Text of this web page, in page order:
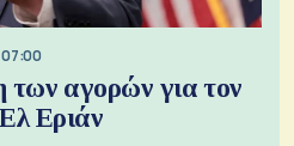
αγορών για τον
Εριάν